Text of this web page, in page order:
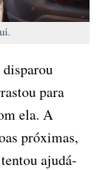
para
ela. A
próximas,
ajudá-